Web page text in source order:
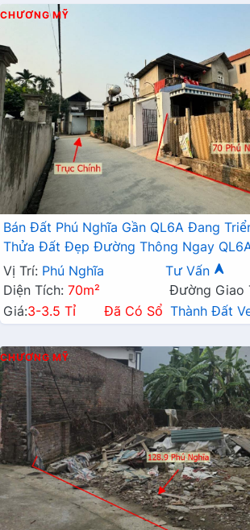
CHƯƠNG MỸ
Bán Đất Phú Nghĩa Gần QL6A Đang
Thửa Đất Đẹp Đường Thông Ngay
Nghiệp Phú Nghĩa Mở Rộng
Vị Trí: Phú Nghĩa Tư Vấn
Diện Tích: 70m²
Đường Giao
Giá:3-3.5 Tỉ Đã Có Sổ Thành Đất
CHƯƠNG MỸ